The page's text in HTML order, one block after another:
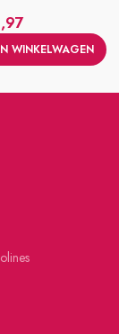
WINKELWAGEN